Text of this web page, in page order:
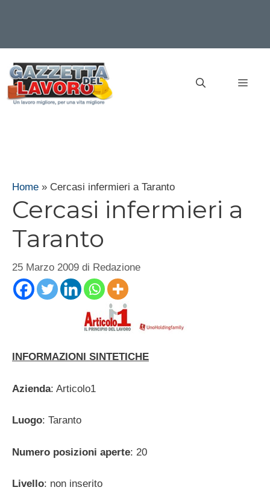
contenuto
Home » Cercasi infermieri a Taranto
Cercasi infermieri a
Taranto
25 Marzo 2009 di Redazione
INFORMAZIONI SINTETICHE
Azienda: Articolo1
Luogo: Taranto
Numero posizioni aperte: 20
Livello: non inserito